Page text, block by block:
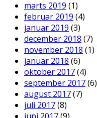
marts 2019 (1)
februar 2019 (4)
januar 2019 (3)
december 2018 (7)
november 2018 (1)
januar 2018 (6)
oktober 2017(4)
september 2017(6)
august 2017(7)
juli 2017(8)